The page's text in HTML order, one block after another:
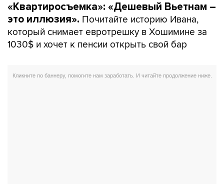
«Квартиросъемка»: «Дешевый Вьетнам –
это иллюзия». Почитайте историю Ивана,
который снимает евротрешку в Хошимине за
1030$ и хочет к пенсии открыть свой бар